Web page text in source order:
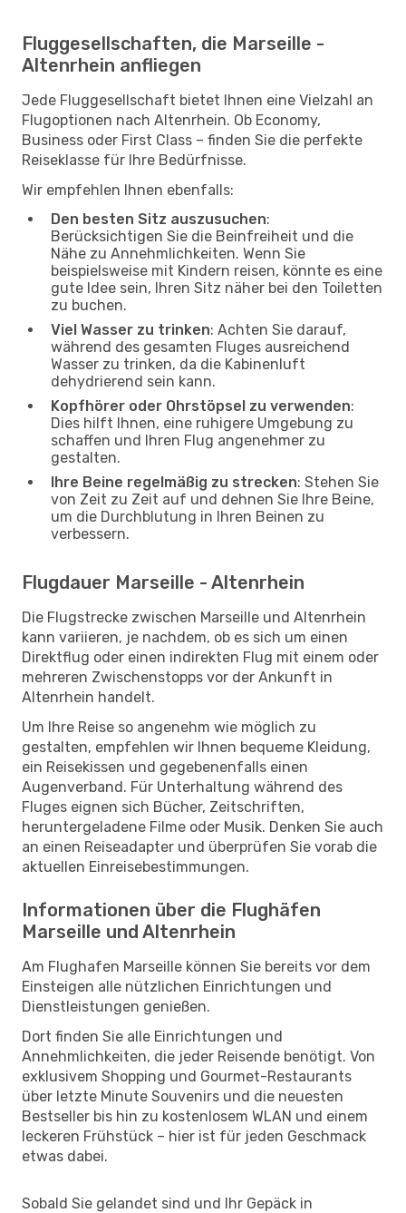
Fluggesellschaften, die Marseille -
Altenrhein anfliegen
Jede Fluggesellschaft bietet Ihnen eine Vielzahl an
Flugoptionen nach Altenrhein. Ob Economy,
Business oder First Class – finden Sie die perfekte
Reiseklasse für Ihre Bedürfnisse.
Wir empfehlen Ihnen ebenfalls:
Den besten Sitz auszusuchen:
Berücksichtigen Sie die Beinfreiheit und die
Nähe zu Annehmlichkeiten. Wenn Sie
beispielsweise mit Kindern reisen, könnte es eine
gute Idee sein, Ihren Sitz näher bei den Toiletten
zu buchen.
Viel Wasser zu trinken: Achten Sie darauf,
während des gesamten Fluges ausreichend
Wasser zu trinken, da die Kabinenluft
dehydrierend sein kann.
Kopfhörer oder Ohrstöpsel zu verwenden:
Dies hilft Ihnen, eine ruhigere Umgebung zu
schaffen und Ihren Flug angenehmer zu
gestalten.
Ihre Beine regelmäßig zu strecken: Stehen Sie
von Zeit zu Zeit auf und dehnen Sie Ihre Beine,
um die Durchblutung in Ihren Beinen zu
verbessern.
Flugdauer Marseille - Altenrhein
Die Flugstrecke zwischen Marseille und Altenrhein
kann variieren, je nachdem, ob es sich um einen
Direktflug oder einen indirekten Flug mit einem oder
mehreren Zwischenstopps vor der Ankunft in
Altenrhein handelt.
Um Ihre Reise so angenehm wie möglich zu
gestalten, empfehlen wir Ihnen bequeme Kleidung,
ein Reisekissen und gegebenenfalls einen
Augenverband. Für Unterhaltung während des
Fluges eignen sich Bücher, Zeitschriften,
heruntergeladene Filme oder Musik. Denken Sie auch
an einen Reiseadapter und überprüfen Sie vorab die
aktuellen Einreisebestimmungen.
Informationen über die Flughäfen
Marseille und Altenrhein
Am Flughafen Marseille können Sie bereits vor dem
Einsteigen alle nützlichen Einrichtungen und
Dienstleistungen genießen.
Dort finden Sie alle Einrichtungen und
Annehmlichkeiten, die jeder Reisende benötigt. Von
exklusivem Shopping und Gourmet-Restaurants
über letzte Minute Souvenirs und die neuesten
Bestseller bis hin zu kostenlosem WLAN und einem
leckeren Frühstück – hier ist für jeden Geschmack
etwas dabei.
Sobald Sie gelandet sind und Ihr Gepäck in